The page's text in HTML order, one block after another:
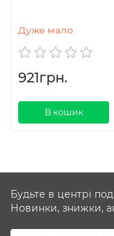
Дуже мало
921грн.
В кошик
Будьте в центрі
Новинки, знижки,